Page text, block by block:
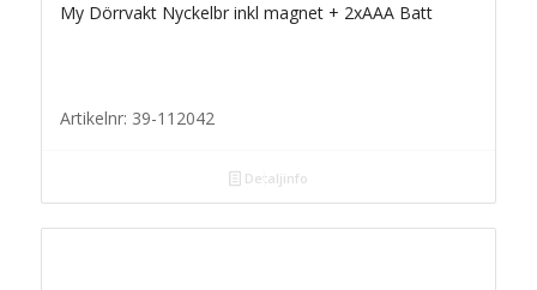
My Dörrvakt Nyckelbr inkl magnet + 2xAAA Batt
Artikelnr: 39-112042
Detaljinfo